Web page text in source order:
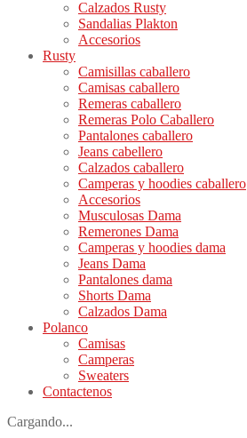
Calzados Rusty
Sandalias Plakton
Accesorios
Rusty
Camisillas caballero
Camisas caballero
Remeras caballero
Remeras Polo Caballero
Pantalones caballero
Jeans cabellero
Calzados caballero
Camperas y hoodies caballero
Accesorios
Musculosas Dama
Remerones Dama
Camperas y hoodies dama
Jeans Dama
Pantalones dama
Shorts Dama
Calzados Dama
Polanco
Camisas
Camperas
Sweaters
Contactenos
Cargando...